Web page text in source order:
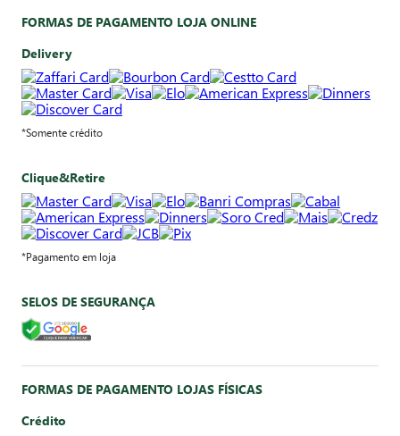
FORMAS DE PAGAMENTO LOJA ONLINE
Delivery
*Somente crédito
Clique&Retire
*Pagamento em loja
SELOS DE SEGURANÇA
FORMAS DE PAGAMENTO LOJAS FÍSICAS
Crédito